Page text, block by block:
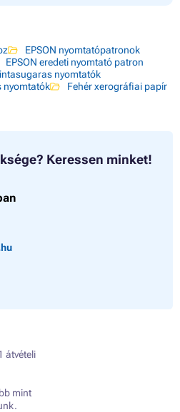
EPSON nyomtatópatronok
EPSON eredeti nyomtató patron
nyomtatók
nyomtatók
Fehér xerográfiai papír
Keressen minket!
átvételi
mint